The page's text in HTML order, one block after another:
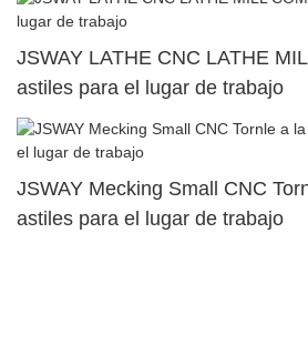
JSWAY LATHE CNC LATHE
astiles para el lugar de trabajo
JSWAY Mecking Small CNC
astiles para el lugar de trabajo